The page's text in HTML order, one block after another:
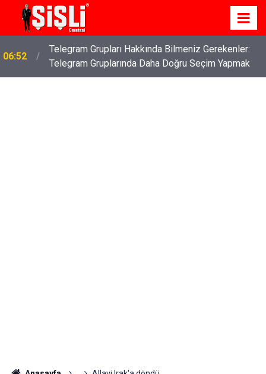
06:52
Telegram Grupları Hakkında Bilmeniz Gerekenler:
Telegram Gruplarında Daha Doğru Seçim Yapmak